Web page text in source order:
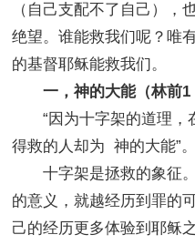
（自己支配不了自己），
绝望。谁能救我们呢？唯
的基督耶稣能救我们。
一，神的大能（林前1
“因为十字架的道理，
得救的人却为 神的大能”
十字架是拯救的象征。
的意义，就越经历到罪的
己的经历更多体验到耶稣